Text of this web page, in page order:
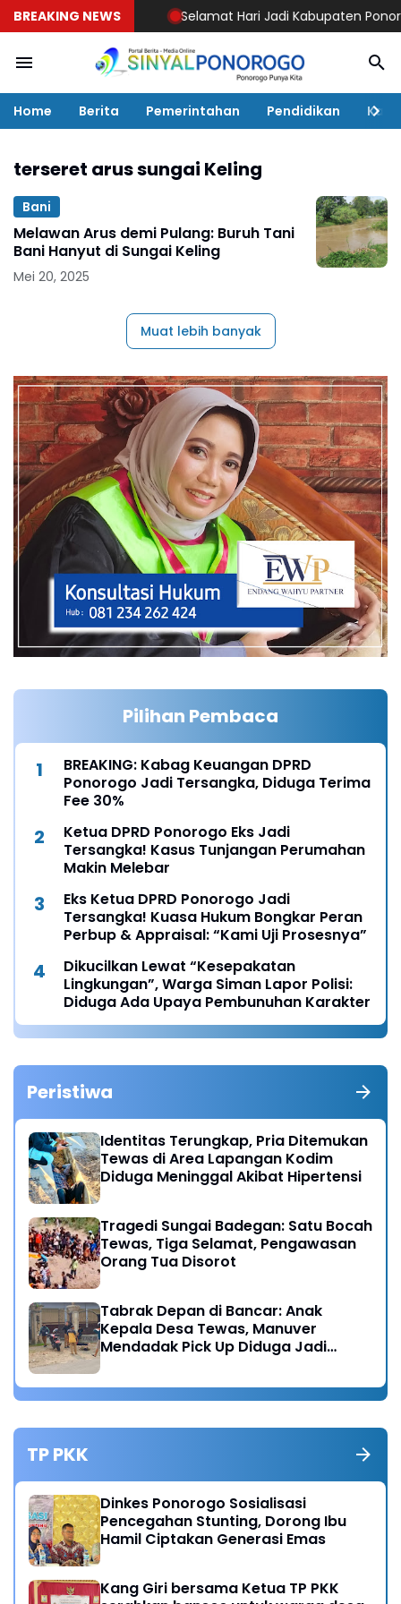
BREAKING NEWS Selamat Hari Jadi Kabupaten Ponorogo
Home Berita Pemerintahan Pendidikan
terseret arus sungai Keling
Bani
Melawan Arus demi Pulang: Buruh Tani
Bani Hanyut di Sungai Keling
Mei 20, 2025
Muat lebih banyak
Pilihan Pembaca
BREAKING: Kabag Keuangan DPRD
Ponorogo Jadi Tersangka, Diduga Terima
Fee 30%
Ketua DPRD Ponorogo Eks Jadi
Tersangka! Kasus Tunjangan Perumahan
Makin Melebar
Eks Ketua DPRD Ponorogo Jadi
Tersangka! Kuasa Hukum Bongkar Peran
Perbup & Appraisal: “Kami Uji Prosesnya”
Dikucilkan Lewat “Kesepakatan
Lingkungan”, Warga Siman Lapor Polisi:
Diduga Ada Upaya Pembunuhan Karakter
Peristiwa
Identitas Terungkap, Pria Ditemukan
Tewas di Area Lapangan Kodim
Diduga Meninggal Akibat Hipertensi
Tragedi Sungai Badegan: Satu Bocah
Tewas, Tiga Selamat, Pengawasan
Orang Tua Disorot
Tabrak Depan di Bancar: Anak
Kepala Desa Tewas, Manuver
Mendadak Pick Up Diduga Jadi
TP PKK
Dinkes Ponorogo Sosialisasi
Pencegahan Stunting, Dorong Ibu
Hamil Ciptakan Generasi Emas
Kang Giri bersama Ketua TP PKK